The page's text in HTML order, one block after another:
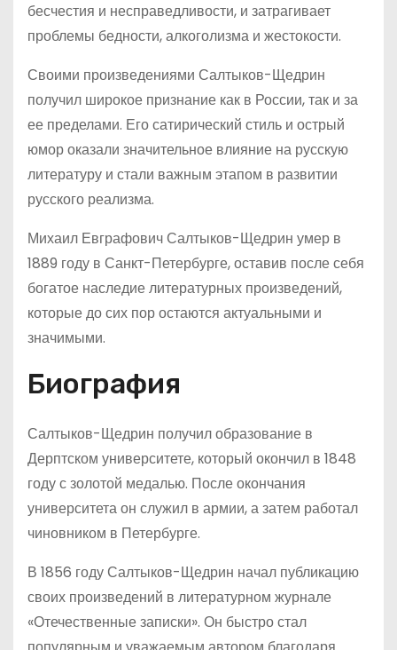
бесчестия и несправедливости, и затрагивает
проблемы бедности, алкоголизма и жестокости.
Своими произведениями Салтыков-Щедрин
получил широкое признание как в России, так и за
ее пределами. Его сатирический стиль и острый
юмор оказали значительное влияние на русскую
литературу и стали важным этапом в развитии
русского реализма.
Михаил Евграфович Салтыков-Щедрин умер в
1889 году в Санкт-Петербурге, оставив после себя
богатое наследие литературных произведений,
которые до сих пор остаются актуальными и
значимыми.
Биография
Салтыков-Щедрин получил образование в
Дерптском университете, который окончил в 1848
году с золотой медалью. После окончания
университета он служил в армии, а затем работал
чиновником в Петербурге.
В 1856 году Салтыков-Щедрин начал публикацию
своих произведений в литературном журнале
«Отечественные записки». Он быстро стал